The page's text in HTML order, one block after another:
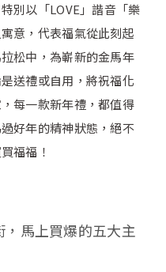
別以「LOVE」諧音「樂
意，代表福氣從此刻起
松中，為嶄新的金馬年
送禮或自用，將祝福化
每一款新年禮，都值得
好年的精神狀態，絕不
福福！
馬上買爆的五大主